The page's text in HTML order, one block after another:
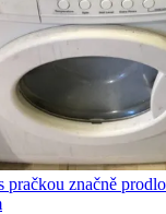
pračkou značně